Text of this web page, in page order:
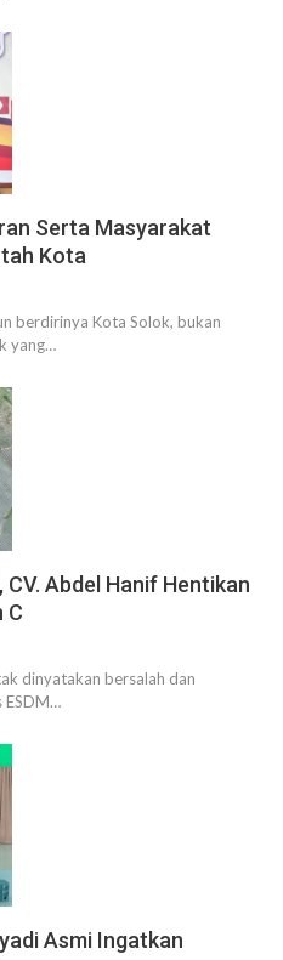
Serta Masyarakat
Kota
berdirinya Kota Solok, bukan
yang…
Abdel Hanif Hentikan
C
dinyatakan bersalah dan
ESDM…
Asmi Ingatkan